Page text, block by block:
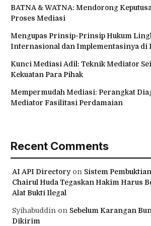
BATNA & WATNA: Mendorong
Proses Mediasi
Mengupas Prinsip-Prinsip Hukum
Internasional dan Implementasinya di
Kunci Mediasi Adil: Teknik Mediator
Kekuatan Para Pihak
Mempermudah Mediasi: Perangkat
Mediator Fasilitasi Perdamaian
Recent Comments
AI API Directoryon Sistem
Chairul Huda Tegaskan Hakim Harus
Alat Bukti Ilegal
Syihabuddin on Sebelum Karangan
Dikirim